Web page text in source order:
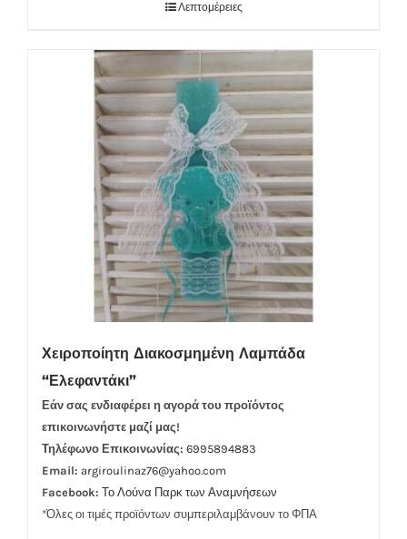
Λεπτομέρειες
Χειροποίητη Διακοσμημένη Λαμπάδα
“Ελεφαντάκι”
Εάν σας ενδιαφέρει η αγορά του προϊόντος
επικοινωνήστε μαζί μας!
Τηλέφωνο Επικοινωνίας: 6995894883
Email: argiroulinaz76@yahoo.com
Facebook: Το Λούνα Παρκ των Αναμνήσεων
*Όλες οι τιμές προϊόντων συμπεριλαμβάνουν το ΦΠΑ